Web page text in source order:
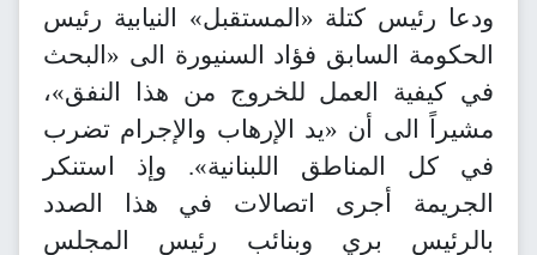
ودعا رئيس كتلة «المستقبل» النيابية رئيس
الحكومة السابق فؤاد السنيورة الى «البحث
في كيفية العمل للخروج من هذا النفق»،
مشيراً الى أن «يد الإرهاب والإجرام تضرب
في كل المناطق اللبنانية». وإذ استنكر
الجريمة أجرى اتصالات في هذا الصدد
بالرئيس بري وبنائب رئيس المجلس